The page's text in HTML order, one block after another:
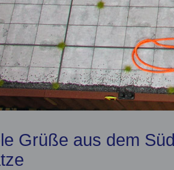
Grüße aus dem